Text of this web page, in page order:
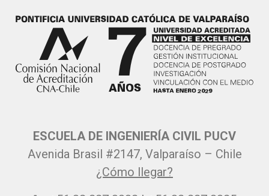
ESCUELA DE INGENIERÍA CIVIL PUCV
Avenida Brasil #2147, Valparaíso – Chile
¿Cómo llegar?